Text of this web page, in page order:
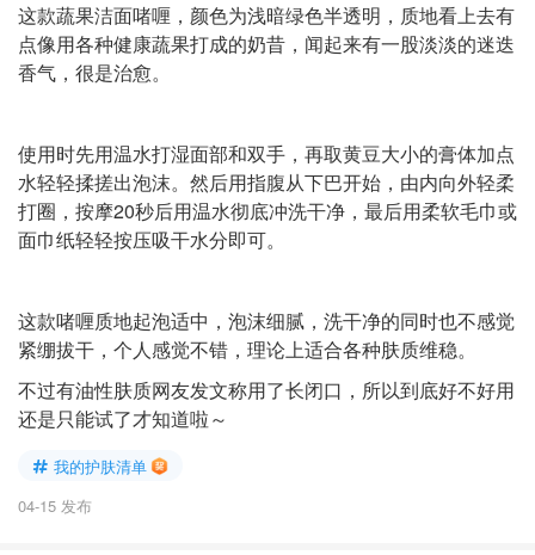
这款蔬果洁面啫喱，颜色为浅暗绿色半透明，质地看上去有
点像用各种健康蔬果打成的奶昔，闻起来有一股淡淡的迷迭
香气，很是治愈。
使用时先用温水打湿面部和双手，再取黄豆大小的膏体加点
水轻轻揉搓出泡沫。然后用指腹从下巴开始，由内向外轻柔
打圈，按摩20秒后用温水彻底冲洗干净，最后用柔软毛巾或
面巾纸轻轻按压吸干水分即可。
这款啫喱质地起泡适中，泡沫细腻，洗干净的同时也不感觉
紧绷拔干，个人感觉不错，理论上适合各种肤质维稳。
不过有油性肤质网友发文称用了长闭口，所以到底好不好用
还是只能试了才知道啦～
我的护肤清单
04-15 发布